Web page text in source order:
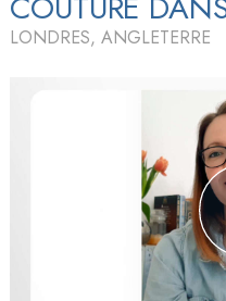
LONDRES, ANGLETERRE